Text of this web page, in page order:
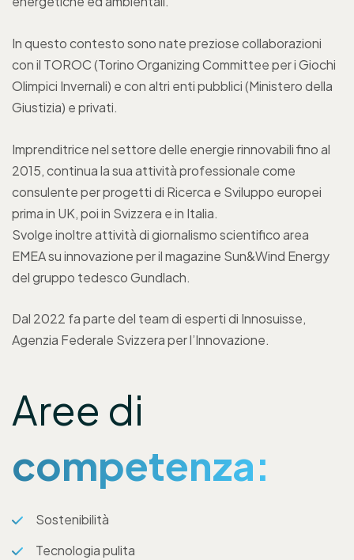
In questo contesto sono nate preziose collaborazioni
con il TOROC (Torino Organizing Committee per i Giochi
Olimpici Invernali) e con altri enti pubblici (Ministero della
Giustizia) e privati.
Imprenditrice nel settore delle energie rinnovabili fino al
2015, continua la sua attività professionale come
consulente per progetti di Ricerca e Sviluppo europei
prima in UK, poi in Svizzera e in Italia.
Svolge inoltre attività di giornalismo scientifico area
EMEA su innovazione per il magazine Sun&Wind Energy
del gruppo tedesco Gundlach.
Dal 2022 fa parte del team di esperti di Innosuisse,
Agenzia Federale Svizzera per l’Innovazione.
Aree di
competenza:
Sostenibilità
Tecnologia pulita